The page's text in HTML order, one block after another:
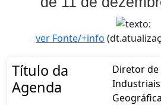
ver Fonte/+info
Título da
Agenda
Diretor de